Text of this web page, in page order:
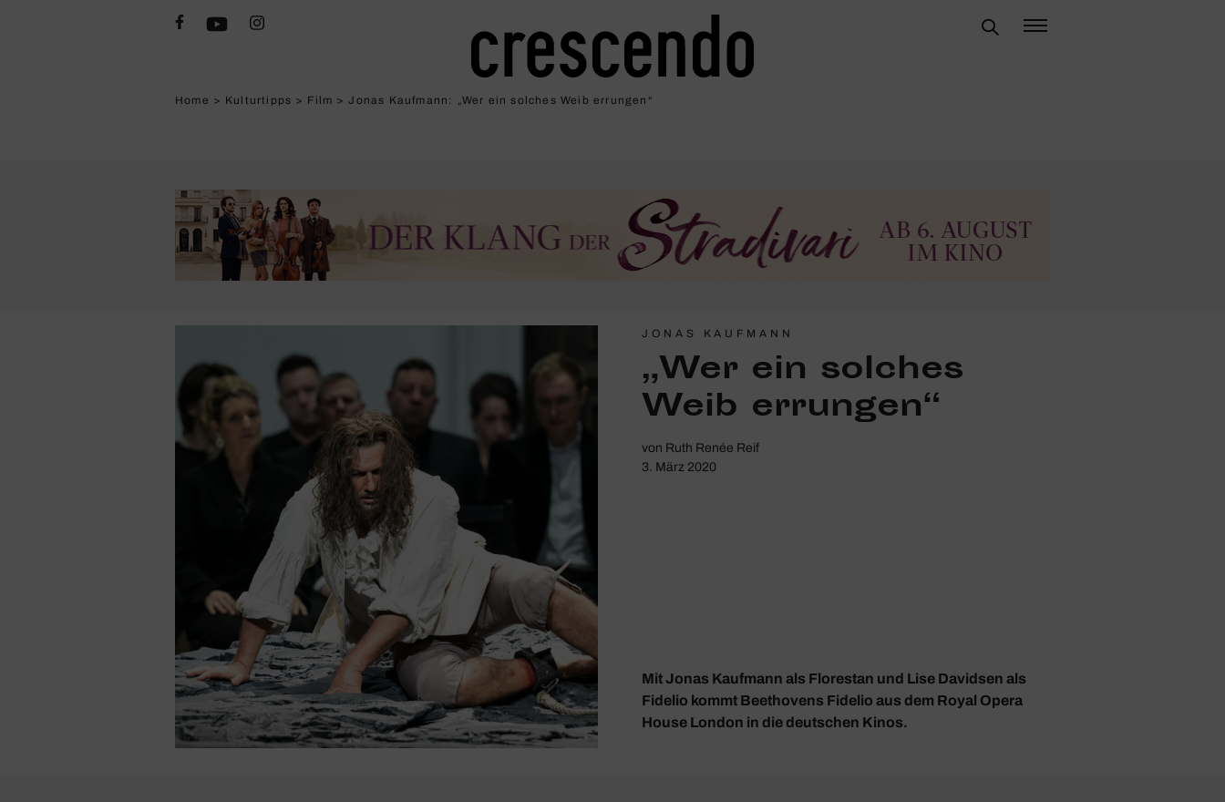
Home > Kulturtipps > Film > Jonas Kaufmann: „Wer ein solches Weib errungen“
JONAS KAUFMANN
„Wer ein solches
Weib errungen“
von Ruth Renée Reif
3. März 2020
Mit Jonas Kaufmann als Florestan und Lise Davidsen als
Fidelio kommt Beethovens Fidelio aus dem Royal Opera
House London in die deutschen Kinos.